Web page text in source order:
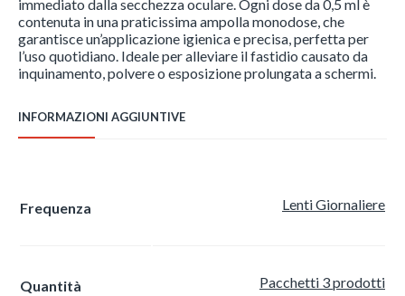
immediato dalla secchezza oculare. Ogni dose da 0,5 ml è
contenuta in una praticissima ampolla monodose, che
garantisce un’applicazione igienica e precisa, perfetta per
l’uso quotidiano. Ideale per alleviare il fastidio causato da
inquinamento, polvere o esposizione prolungata a schermi.
INFORMAZIONI AGGIUNTIVE
Frequenza Lenti Giornaliere
Quantità Pacchetti 3 prodotti